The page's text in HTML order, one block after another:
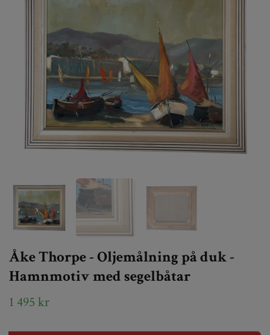
Åke Thorpe - Oljemålning på duk -
Hamnmotiv med segelbåtar
1 495 kr